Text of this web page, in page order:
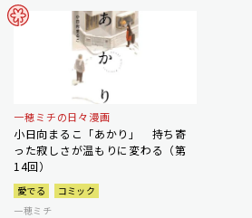
一穂ミチの日々漫画
小日向まるこ「あかり」 持ち寄
った寂しさが温もりに変わる（第
14回）
愛でる
コミック
一穂ミチ